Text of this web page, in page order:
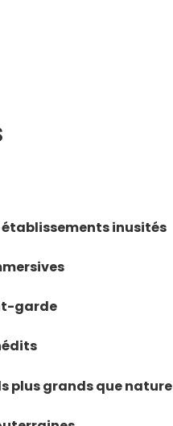
établissements inusités
garde
plus grands que nature